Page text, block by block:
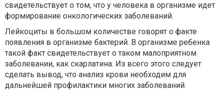
свидетельствует о том, что у человека в организме идет
формирование онкологических заболеваний.
Лейкоциты в большом количестве говорят о факте
появления в организме бактерий. В организме ребенка
такой факт свидетельствует о таком малоприятном
заболевании, как скарлатина. Из всего этого следует
сделать вывод, что анализ крови необходим для
дальнейшей профилактики многих заболеваний.